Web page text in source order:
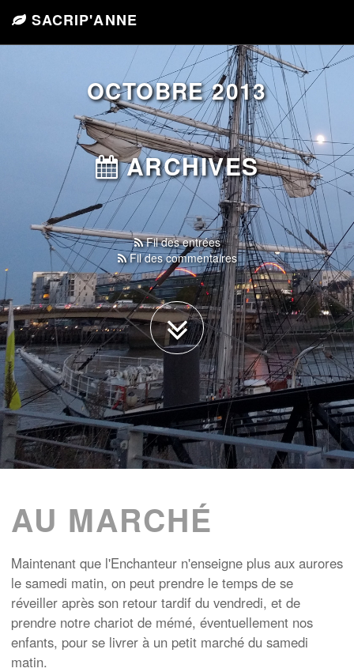
SACRIP'ANNE
OCTOBRE 2013
ARCHIVES
Fil des entrées
Fil des commentaires
AU MARCHÉ
Maintenant que l'Enchanteur n'enseigne plus aux aurores
le samedi matin, on peut prendre le temps de se
réveiller après son retour tardif du vendredi, et de
prendre notre chariot de mémé, éventuellement nos
enfants, pour se livrer à un petit marché du samedi
matin.